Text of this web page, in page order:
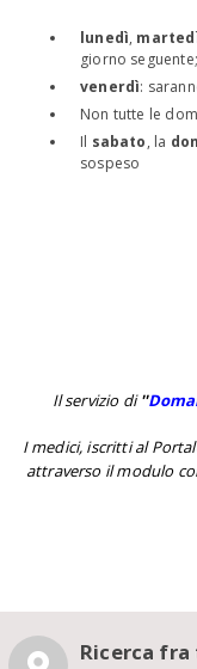
lunedì,
giorno seguente;
venerdì:
Non tutte le
Il sabato, la
sospeso
Il servizio di''
I medici, iscritti al
attraverso il modulo
Ricerca